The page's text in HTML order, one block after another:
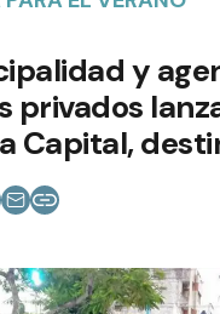
y
privados
Capital,